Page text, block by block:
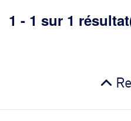
1 - 1 sur 1